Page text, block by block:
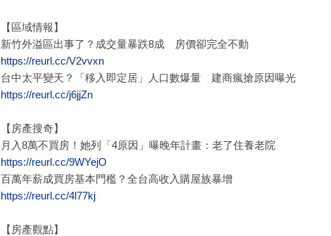
【區域情報】
新竹外溢區出事了？成交量暴跌8成 房價卻完全不動
https://reurl.cc/V2vvxn
台中太平變天？「移入即定居」人口數爆量 建商瘋搶原因曝光
https://reurl.cc/j6jjZn
【房產搜奇】
月入8萬不買房！她列「4原因」曝晚年計畫：老了住養老院
https://reurl.cc/9WYejO
百萬年薪成買房基本門檻？全台高收入購屋族暴增
https://reurl.cc/4l77kj
【房產觀點】